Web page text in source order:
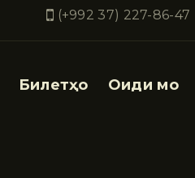
(+992 37) 227-86-47
Билетҳо Оиди мо